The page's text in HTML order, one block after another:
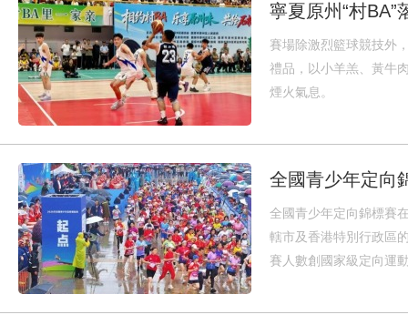
寧夏原州“村
賽場除激烈籃球競技外
禮品，以小羊羔、黃牛
煙火氣息。
全國青少年定向
全國青少年定向錦標賽
轄市及香港特別行政區
賽人數創國家級定向運